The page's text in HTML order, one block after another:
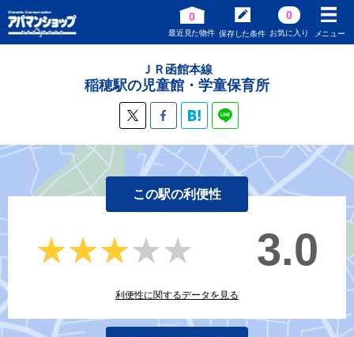
0
最近見た物件 保存した条件
0
お気に入り メニュー
ＪＲ函館本線
稲穂駅の児童館・学童保育所
この駅の利便性
★★★★★
★★★★★ 3.0
利便性に関するデータを見る